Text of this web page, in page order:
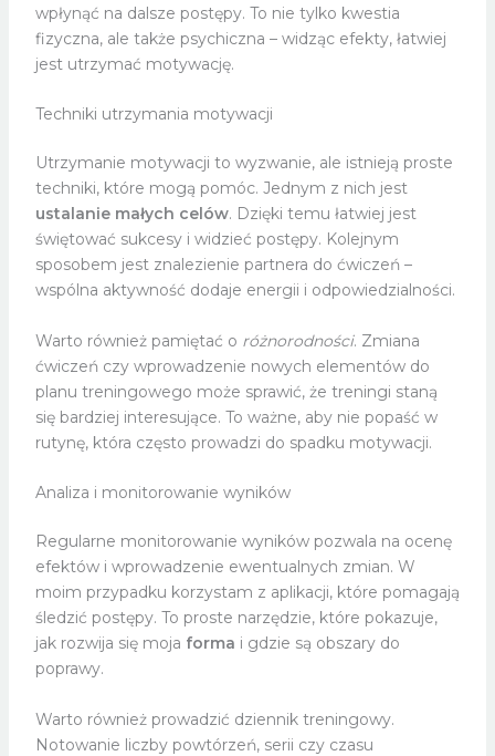
wpłynąć na dalsze postępy. To nie tylko kwestia
fizyczna, ale także psychiczna – widząc efekty, łatwiej
jest utrzymać motywację.
Techniki utrzymania motywacji
Utrzymanie motywacji to wyzwanie, ale istnieją proste
techniki, które mogą pomóc. Jednym z nich jest
ustalanie małych celów. Dzięki temu łatwiej jest
świętować sukcesy i widzieć postępy. Kolejnym
sposobem jest znalezienie partnera do ćwiczeń –
wspólna aktywność dodaje energii i odpowiedzialności.
Warto również pamiętać o różnorodności. Zmiana
ćwiczeń czy wprowadzenie nowych elementów do
planu treningowego może sprawić, że treningi staną
się bardziej interesujące. To ważne, aby nie popaść w
rutynę, która często prowadzi do spadku motywacji.
Analiza i monitorowanie wyników
Regularne monitorowanie wyników pozwala na ocenę
efektów i wprowadzenie ewentualnych zmian. W
moim przypadku korzystam z aplikacji, które pomagają
śledzić postępy. To proste narzędzie, które pokazuje,
jak rozwija się moja forma i gdzie są obszary do
poprawy.
Warto również prowadzić dziennik treningowy.
Notowanie liczby powtórzeń, serii czy czasu